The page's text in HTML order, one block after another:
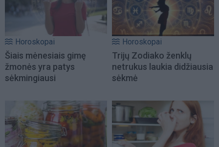
Horoskopai
Šiais mėnesiais gimę
žmonės yra patys
sėkmingiausi
Horoskopai
Trijų Zodiako ženklų
netrukus laukia didžiausia
sėkmė